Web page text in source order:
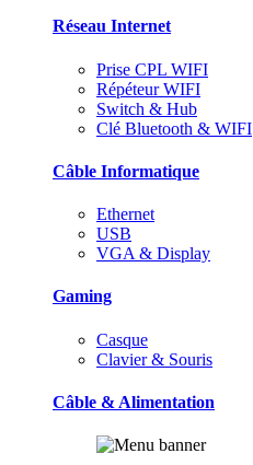
Réseau Internet
Prise CPL WIFI
Répéteur WIFI
Switch & Hub
Clé Bluetooth & WIFI
Câble Informatique
Ethernet
USB
VGA & Display
Gaming
Casque
Clavier & Souris
Câble & Alimentation